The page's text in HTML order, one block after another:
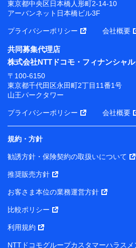
東京都中央区日本橋人形町2-14-10
アーバンネット日本橋ビル3F
プライバシーポリシー 会社概要
共同募集代理店
株式会社NTTドコモ・フィナンシャ
〒100-6150
東京都千代田区永田町2丁目11番1号
山王パークタワー
プライバシーポリシー 会社概要
規約・方針
勧誘方針・保険契約の取扱いについて
推奨販売方針
お客さま本位の業務運営方針
比較ポリシー
利用規約
NTTドコモグループカスタマーハラス